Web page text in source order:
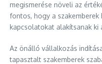
megismerése növeli az
fontos, hogy a
kapcsolatokat alakítsanak ki
Az önálló vállalkozás
tapasztalt szakemberek